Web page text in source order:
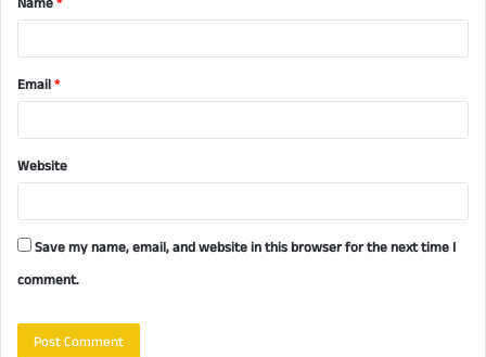
*
Email*
Website
Save my name, email, and website in this browser for the next time I
comment.